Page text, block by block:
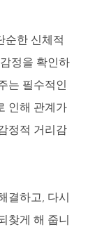
순한 신체적
정을 확인하
는 필수적인
인해 관계가
정적 거리감
결하고, 다시
찾게 해 줍니